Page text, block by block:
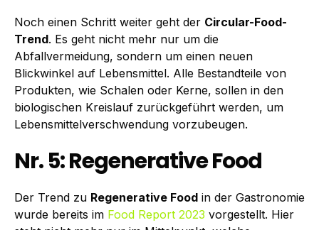
Noch einen Schritt weiter geht der Circular-Food-
Trend. Es geht nicht mehr nur um die
Abfallvermeidung, sondern um einen neuen
Blickwinkel auf Lebensmittel. Alle Bestandteile von
Produkten, wie Schalen oder Kerne, sollen in den
biologischen Kreislauf zurückgeführt werden, um
Lebensmittelverschwendung vorzubeugen.
Nr. 5: Regenerative Food
Der Trend zu Regenerative Food in der Gastronomie
wurde bereits im Food Report 2023 vorgestellt. Hier